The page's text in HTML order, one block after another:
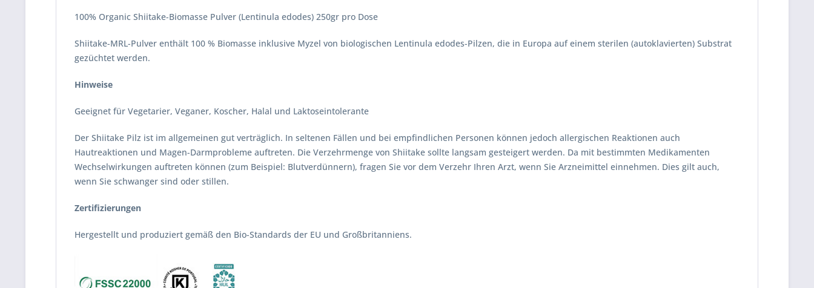
100% Organic Shiitake-Biomasse Pulver (Lentinula edodes) 250gr pro Dose
Shiitake-MRL-Pulver enthält 100 % Biomasse inklusive Myzel von biologischen Lentinula edodes-Pilzen, die in Europa auf einem sterilen (autoklavierten) Substrat
gezüchtet werden.
Hinweise
Geeignet für Vegetarier, Veganer, Koscher, Halal und Laktoseintolerante
Der Shiitake Pilz ist im allgemeinen gut verträglich. In seltenen Fällen und bei empfindlichen Personen können jedoch allergischen Reaktionen auch
Hautreaktionen und Magen-Darmprobleme auftreten. Die Verzehrmenge von Shiitake sollte langsam gesteigert werden. Da mit bestimmten Medikamenten
Wechselwirkungen auftreten können (zum Beispiel: Blutverdünnern), fragen Sie vor dem Verzehr Ihren Arzt, wenn Sie Arzneimittel einnehmen. Dies gilt auch,
wenn Sie schwanger sind oder stillen.
Zertifizierungen
Hergestellt und produziert gemäß den Bio-Standards der EU und Großbritanniens.